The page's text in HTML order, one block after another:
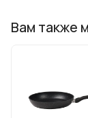
Вам также